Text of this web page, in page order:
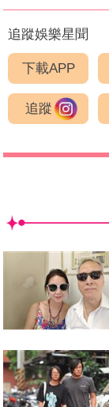
追蹤娛樂星聞
下載APP
追蹤